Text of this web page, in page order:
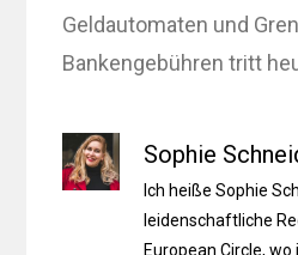
Geldautomaten und
Bankengebühren tritt
Sophie
Ich heiße Sophie
leidenschaftliche
European Circle,